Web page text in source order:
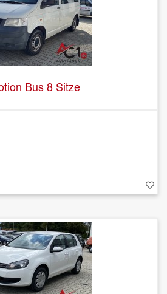
Bus 8 Sitze